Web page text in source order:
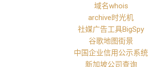
域名whois
archive时光机
社媒广告工具BigSpy
谷歌地图街景
中国企业信用公示系统
新加坡公司查询